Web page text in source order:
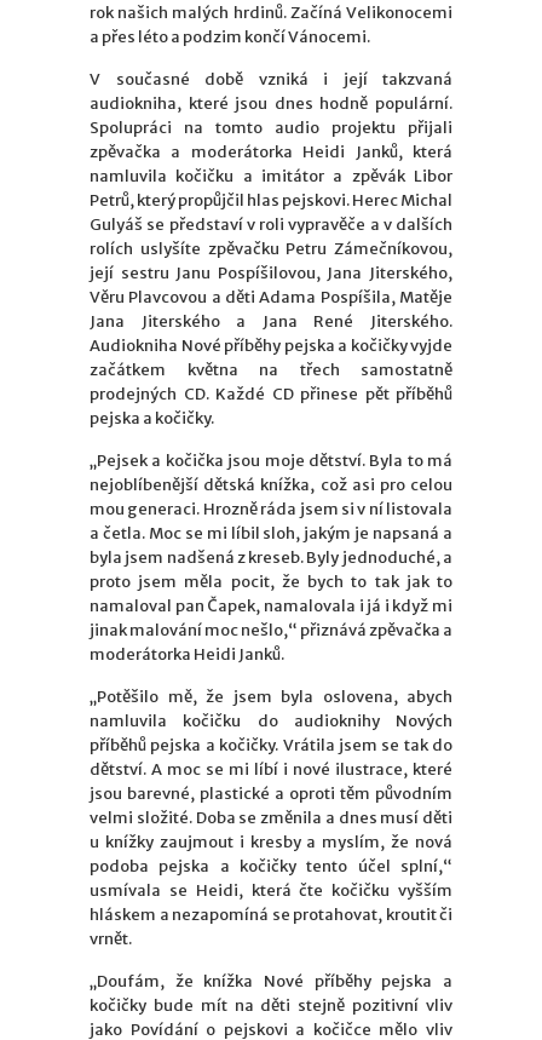
rok našich malých hrdinů. Začíná Velikonocemi
a přes léto a podzim končí Vánocemi.
V současné době vzniká i její takzvaná
audiokniha, které jsou dnes hodně populární.
Spolupráci na tomto audio projektu přijali
zpěvačka a moderátorka Heidi Janků, která
namluvila kočičku a imitátor a zpěvák Libor
Petrů, který propůjčil hlas pejskovi. Herec Michal
Gulyáš se představí v roli vypravěče a v dalších
rolích uslyšíte zpěvačku Petru Zámečníkovou,
její sestru Janu Pospíšilovou, Jana Jiterského,
Věru Plavcovou a děti Adama Pospíšila, Matěje
Jana Jiterského a Jana René Jiterského.
Audiokniha Nové příběhy pejska a kočičky vyjde
začátkem května na třech samostatně
prodejných CD. Každé CD přinese pět příběhů
pejska a kočičky.
„Pejsek a kočička jsou moje dětství. Byla to má
nejoblíbenější dětská knížka, což asi pro celou
mou generaci. Hrozně ráda jsem si v ní listovala
a četla. Moc se mi líbil sloh, jakým je napsaná a
byla jsem nadšená z kreseb. Byly jednoduché, a
proto jsem měla pocit, že bych to tak jak to
namaloval pan Čapek, namalovala i já i když mi
jinak malování moc nešlo,“ přiznává zpěvačka a
moderátorka Heidi Janků.
„Potěšilo mě, že jsem byla oslovena, abych
namluvila kočičku do audioknihy Nových
příběhů pejska a kočičky. Vrátila jsem se tak do
dětství. A moc se mi líbí i nové ilustrace, které
jsou barevné, plastické a oproti těm původním
velmi složité. Doba se změnila a dnes musí děti
u knížky zaujmout i kresby a myslím, že nová
podoba pejska a kočičky tento účel splní,“
usmívala se Heidi, která čte kočičku vyšším
hláskem a nezapomíná se protahovat, kroutit či
vrnět.
„Doufám, že knížka Nové příběhy pejska a
kočičky bude mít na děti stejně pozitivní vliv
jako Povídání o pejskovi a kočičce mělo vliv